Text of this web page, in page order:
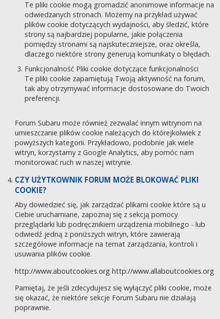
Te pliki cookie mogą gromadzić anonimowe informacje na
odwiedzanych stronach. Możemy na przykład używać
plików cookie dotyczących wydajności, aby śledzić, które
strony są najbardziej popularne, jakie połączenia
pomiędzy stronami są najskuteczniejsze, oraz określa,
dlaczego niektóre strony generują komunikaty o błędach.
Funkcjonalność Pliki cookie dotyczące funkcjonalności
Te pliki cookie zapamiętują Twoją aktywność na forum,
tak aby otrzymywać informacje dostosowane do Twoich
preferencji.
Forum Subaru może również zezwalać innym witrynom na
umieszczanie plików cookie należących do którejkolwiek z
powyższych kategorii. Przykładowo, podobnie jak wiele
witryn, korzystamy z Google Analytics, aby pomóc nam
monitorować ruch w naszej witrynie.
CZY UŻYTKOWNIK FORUM MOŻE BLOKOWAĆ PLIKI
COOKIE?
Aby dowiedzieć się, jak zarządzać plikami cookie które są u
Ciebie uruchamiane, zapoznaj się z sekcją pomocy
przeglądarki lub podręcznikiem urządzenia mobilnego - lub
odwiedź jedną z poniższych witryn, które zawierają
szczegółowe informacje na temat zarządzania, kontroli i
usuwania plików cookie.
http://www.aboutcookies.org http://www.allaboutcookies.org
Pamiętaj, że jeśli zdecydujesz się wyłączyć pliki cookie, może
się okazać, że niektóre sekcje Forum Subaru nie działają
poprawnie.